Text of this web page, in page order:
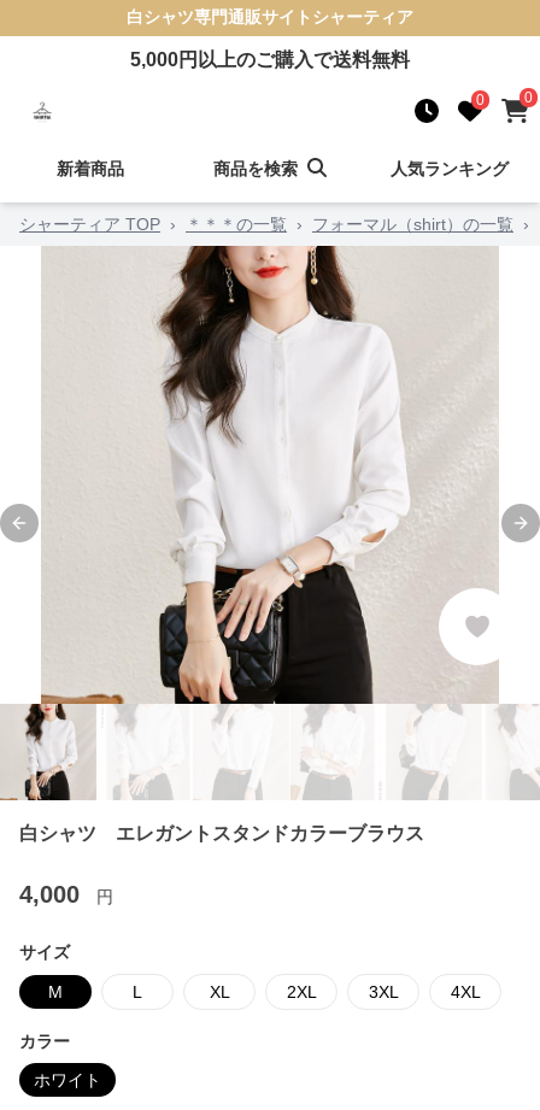
白シャツ専門通販サイト シャーティア
5,000円以上のご購入で送料無料
0 0
新着商品 商品を検索 人気ランキング
シャーティア TOP › ＊＊＊の一覧 › フォーマル（shirt）の一覧 ›
Previous slide
白シャツ エレガントスタンドカラーブラウス
4,000 円
サイズ
M L XL 2XL 3XL 4XL
カラー
ホワイト